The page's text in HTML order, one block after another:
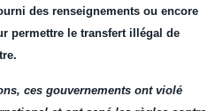
des renseignements ou encore
permettre le transfert illégal de
ces gouvernements ont violé